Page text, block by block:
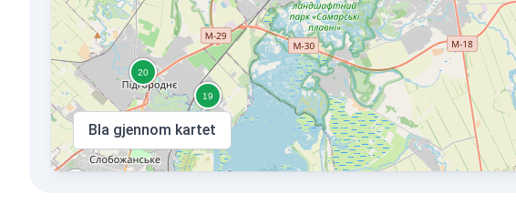
Bla gjennom kartet